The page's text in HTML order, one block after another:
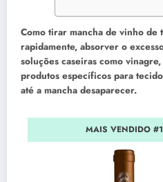
Como tirar mancha de vinho
rapidamente, absorver o
soluções caseiras como
produtos específicos para
até a mancha desaparecer.
MAIS VENDIDO #1